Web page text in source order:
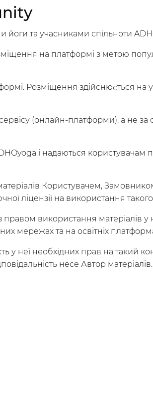
йоги та учасниками спільноти
на платформі з метою
Розміщення здійснюється на
(онлайн-платформи), а не за
і надаються
Користувачем,
ліцензії на використання такого
правом використання матеріалів
мережах та на освітніх
у неї необхідних прав на такий
несе Автор матеріалів.